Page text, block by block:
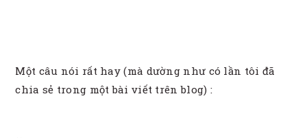
Một câu nói rất hay (mà dường như có lần tôi đã
chia sẻ trong một bài viết trên blog) :